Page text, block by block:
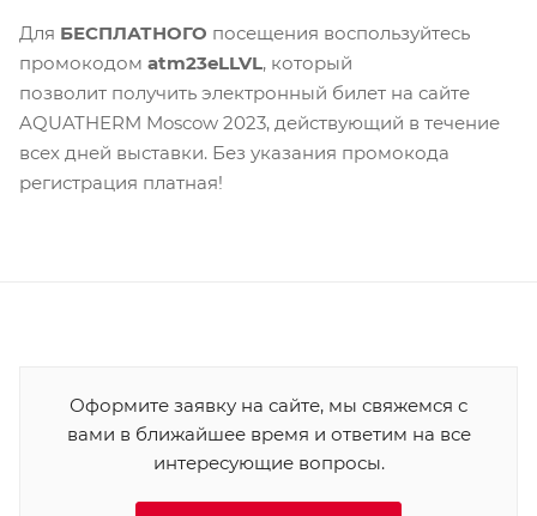
Для БЕСПЛАТНОГО посещения воспользуйтесь
промокодом atm23eLLVL, который
позволит получить электронный билет на сайте
AQUATHERM Moscow 2023, действующий в течение
всех дней выставки. Без указания промокода
регистрация платная!
Оформите заявку на сайте, мы свяжемся с
вами в ближайшее время и ответим на все
интересующие вопросы.